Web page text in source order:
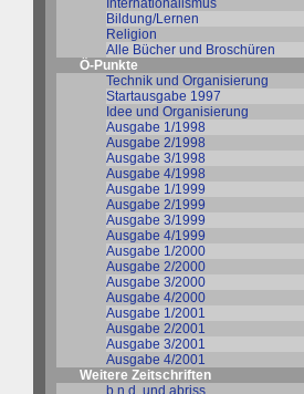
Internationalismus
Bildung/Lernen
Religion
Alle Bücher und Broschüren
Ö-Punkte
Technik und Organisierung
Startausgabe 1997
Idee und Organisierung
Ausgabe 1/1998
Ausgabe 2/1998
Ausgabe 3/1998
Ausgabe 4/1998
Ausgabe 1/1999
Ausgabe 2/1999
Ausgabe 3/1999
Ausgabe 4/1999
Ausgabe 1/2000
Ausgabe 2/2000
Ausgabe 3/2000
Ausgabe 4/2000
Ausgabe 1/2001
Ausgabe 2/2001
Ausgabe 3/2001
Ausgabe 4/2001
Weitere Zeitschriften
b.n.d. und abriss